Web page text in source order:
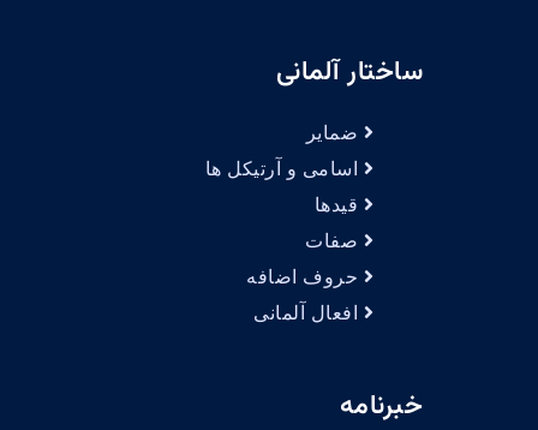
ساختار آلمانی
ضمایر
اسامی و آرتیکل ها
قیدها
صفات
حروف اضافه
افعال آلمانی
خبرنامه